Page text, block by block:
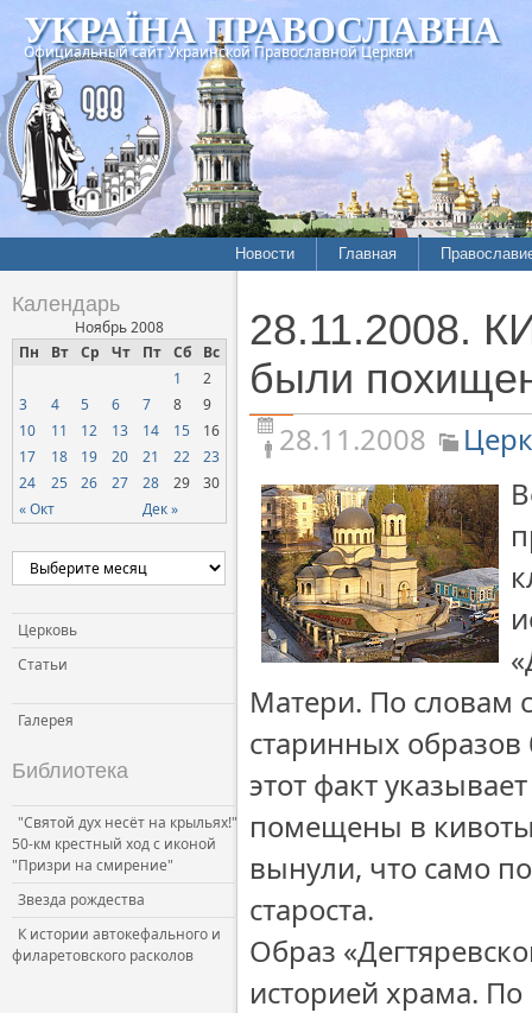
УКРАЇНА ПРАВОСЛАВНА
Официальный сайт Украинской Православной Церкви
Новости
Межконфессиональные
отношения
Нарушения прав
верующих
Официальная хроника
СОЦИАЛЬНОЕ
СЛУЖЕНИЕ
Церковь и власть
Церковь и общество
Церковь и СМИ
Главная
История
Хроники
Календарь
Ноябрь 2008
Пн
Вт Ср Чт Пт Сб Вс
« Окт Дек »
1
2
3
4 5 6 7 8
9
10
11 12 13 14 15
16
17
18 19 20 21 22
23
24
25 26 27 28 29 30
Церковь
Статьи
Галерея
Библиотека
"Святой дух несёт на крыльях!"
50-км крестный ход с иконой
"Призри на смирение"
Звезда рождества
К истории автокефального и
филаретовского расколов
28.11.2008.
были
28.11.2008
Матери. По словам
старинных
этот факт
помещены в
вынули, что само
староста.
Образ
историей храма.